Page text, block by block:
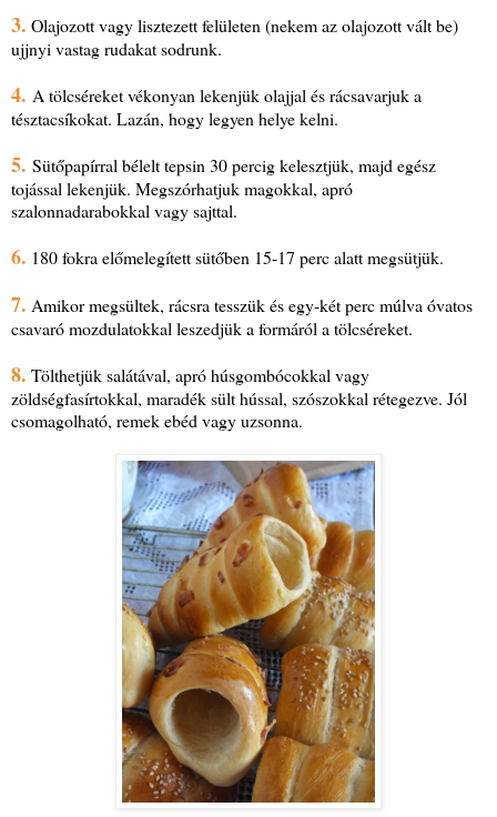
3. Olajozott vagy lisztezett felületen (nekem az olajozott vált be)
ujjnyi vastag rudakat sodrunk.
4. A tölcséreket vékonyan lekenjük olajjal és rácsavarjuk a
tésztacsíkokat. Lazán, hogy legyen helye kelni.
5. Sütőpapírral bélelt tepsin 30 percig kelesztjük, majd egész
tojással lekenjük. Megszórhatjuk magokkal, apró
szalonnadarabokkal vagy sajttal.
6. 180 fokra előmelegített sütőben 15-17 perc alatt megsütjük.
7. Amikor megsültek, rácsra tesszük és egy-két perc múlva óvatos
csavaró mozdulatokkal leszedjük a formáról a tölcséreket.
8. Tölthetjük salátával, apró húsgombócokkal vagy
zöldségfasírtokkal, maradék sült hússal, szószokkal rétegezve. Jól
csomagolható, remek ebéd vagy uzsonna.